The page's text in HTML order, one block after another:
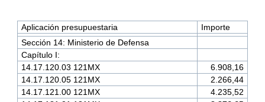
Aplicación presupuestaria
Importe
Sección 14: Ministerio de Defensa
Capítulo I:
14.17.120.03 121MX
6.908,16
14.17.120.05 121MX
2.266,44
14.17.121.00 121MX
4.235,52